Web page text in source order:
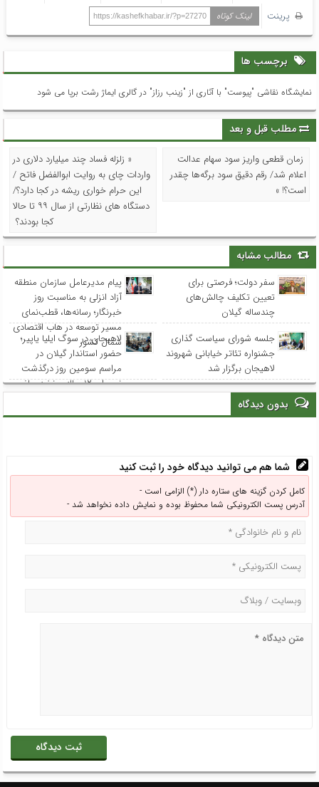
پرینت
لینک کوتاه https://kashefkhabar.ir/?p=27270
برچسب ها
نمایشگاه نقاشی "پیوست" با آثاری از "زینب رزاز" در گالری ایماژ رشت برپا می شود
مطلب قبل و بعد
زمان قطعی واریز سود سهام عدالت
اعلام شد/ رقم دقیق سود برگه‌ها چقدر
است؟! »
« زلزله فساد چند میلیارد دلاری در
واردات چای به روایت ابوالفضل فاتح /
این حرام خواری ریشه در کجا دارد؟/
دستگاه های نظارتی از سال ۹۹ تا حالا
کجا بودند؟
مطالب مشابه
سفر دولت؛ فرصتی برای
تعیین تکلیف چالش‌های
چندساله گیلان
پیام مدیرعامل سازمان منطقه
آزاد انزلی به مناسبت روز
خبرنگار؛ رسانه‌ها، قطب‌نمای
مسیر توسعه در هاب اقتصادی
شمال کشور
جلسه شورای سیاست گذاری
جشنواره تئاتر خیابانی شهروند
لاهیجان برگزار شد
لاهیجان در سوگ ایلیا یاپیر؛
حضور استاندار گیلان در
مراسم سومین روز درگذشت
نوجوان ۱۲ ساله و نخبه ریاضی
بدون دیدگاه
شما هم می توانید دیدگاه خود را ثبت کنید
کامل کردن گزینه های ستاره دار (*) الزامی است -
آدرس پست الکترونیکی شما محفوظ بوده و نمایش داده نخواهد شد -